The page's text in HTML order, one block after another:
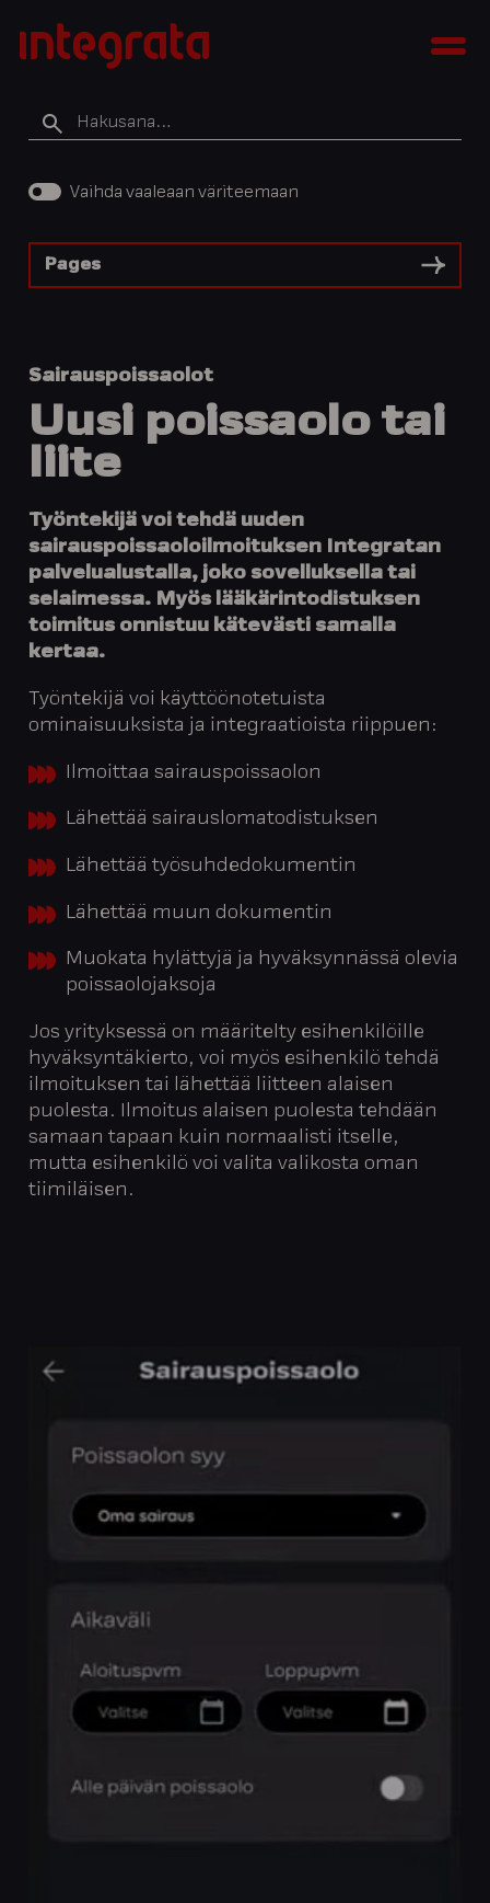
sisältöön
Integratan
tietopankki
Hakusana
Vaihda vaaleaan väriteemaan
Pages
Sairauspoissaolot
Uusi poissaolo tai
liite
Työntekijä voi tehdä uuden
sairauspoissaoloilmoituksen Integratan
palvelualustalla, joko sovelluksella tai
selaimessa. Myös lääkärintodistuksen
toimitus onnistuu kätevästi samalla
kertaa.
Työntekijä voi käyttöönotetuista
ominaisuuksista ja integraatioista riippuen:
Ilmoittaa sairauspoissaolon
Lähettää sairauslomatodistuksen
Lähettää työsuhdedokumentin
Lähettää muun dokumentin
Muokata hylättyjä ja hyväksynnässä olevia
poissaolojaksoja
Jos yrityksessä on määritelty esihenkilöille
hyväksyntäkierto, voi myös esihenkilö tehdä
ilmoituksen tai lähettää liitteen alaisen
puolesta. Ilmoitus alaisen puolesta tehdään
samaan tapaan kuin normaalisti itselle,
mutta esihenkilö voi valita valikosta oman
tiimiläisen.